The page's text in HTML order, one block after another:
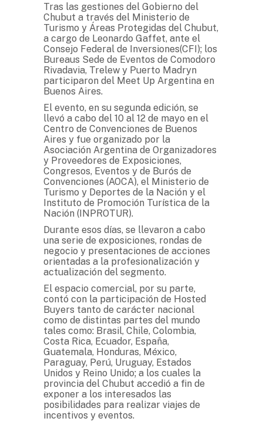
Tras las gestiones del Gobierno del
Chubut a través del Ministerio de
Turismo y Áreas Protegidas del Chubut,
a cargo de Leonardo Gaffet, ante el
Consejo Federal de Inversiones(CFI); los
Bureaus Sede de Eventos de Comodoro
Rivadavia, Trelew y Puerto Madryn
participaron del Meet Up Argentina en
Buenos Aires.
El evento, en su segunda edición, se
llevó a cabo del 10 al 12 de mayo en el
Centro de Convenciones de Buenos
Aires y fue organizado por la
Asociación Argentina de Organizadores
y Proveedores de Exposiciones,
Congresos, Eventos y de Burós de
Convenciones (AOCA), el Ministerio de
Turismo y Deportes de la Nación y el
Instituto de Promoción Turística de la
Nación (INPROTUR).
Durante esos días, se llevaron a cabo
una serie de exposiciones, rondas de
negocio y presentaciones de acciones
orientadas a la profesionalización y
actualización del segmento.
El espacio comercial, por su parte,
contó con la participación de Hosted
Buyers tanto de carácter nacional
como de distintas partes del mundo
tales como: Brasil, Chile, Colombia,
Costa Rica, Ecuador, España,
Guatemala, Honduras, México,
Paraguay, Perú, Uruguay, Estados
Unidos y Reino Unido; a los cuales la
provincia del Chubut accedió a fin de
exponer a los interesados las
posibilidades para realizar viajes de
incentivos y eventos.